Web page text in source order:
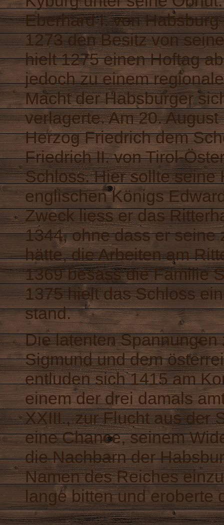
Eberhard I. von
1273 den Besitz von
hielt 1275 einen Hoftag
jedoch zu einem
Macht der Habsburger
verlagerte. Am 20.
Herzog Friedrich dem
Friedrich II. von Tirol-
Schloss. Hier sollte seine
englischen Königs
Zweck liess er das
1344, ohne dass er seine
hätte, die Arbeiten am
1369 besass die Familie
1375 hielt das Schloss
stand.
Die latenten
Sigmund und dem
entluden sich 1415 am
einem der drei damals
XXIII., zur Flucht aus der
eine Chance, seinem
die Nachbarn der
Namen des Reiches
lange bitten und eroberte